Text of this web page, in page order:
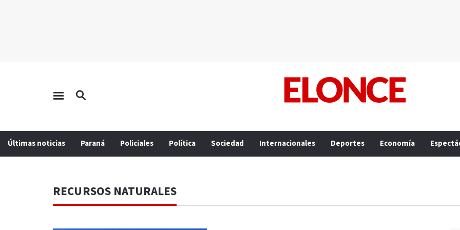
Últimas noticias Paraná Policiales Política Sociedad Internacionales Deportes Economía
RECURSOS NATURALES